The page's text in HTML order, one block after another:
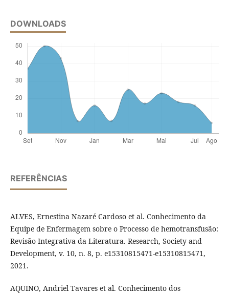
DOWNLOADS
REFERÊNCIAS
ALVES, Ernestina Nazaré Cardoso et al. Conhecimento da
Equipe de Enfermagem sobre o Processo de hemotransfusão:
Revisão Integrativa da Literatura. Research, Society and
Development, v. 10, n. 8, p. e15310815471-e15310815471,
2021.
AQUINO, Andriel Tavares et al. Conhecimento dos